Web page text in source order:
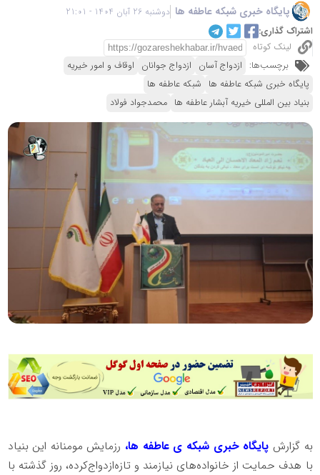
پایگاه خبری شبکه عاطفه ها دوشنبه 26 آبان 1404 - 21:01
اشتراک گذاری:
لینک کوتاه
برچسب‌ها: ازدواج آسان ازدواج جوانان اوقاف و امور خیریه
پایگاه خبری شبکه عاطفه ها شبکه عاطفه ها
بنیاد بین المللی خیریه آبشار عاطفه ها محمدجواد فولاد
به گزارش پایگاه خبری شبکه ی عاطفه ها، رزمایش مومنانه این بنیاد
با هدف حمایت از خانواده‌های نیازمند و تازه‌ازدواج‌کرده، روز گذشته با